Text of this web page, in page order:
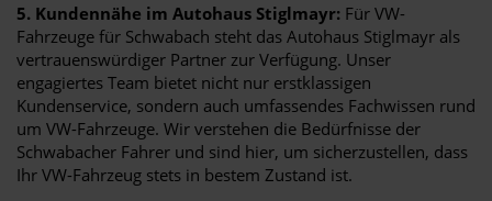
5. Kundennähe im Autohaus Stiglmayr: Für VW-
Fahrzeuge für Schwabach steht das Autohaus Stiglmayr als
vertrauenswürdiger Partner zur Verfügung. Unser
engagiertes Team bietet nicht nur erstklassigen
Kundenservice, sondern auch umfassendes Fachwissen rund
um VW-Fahrzeuge. Wir verstehen die Bedürfnisse der
Schwabacher Fahrer und sind hier, um sicherzustellen, dass
Ihr VW-Fahrzeug stets in bestem Zustand ist.